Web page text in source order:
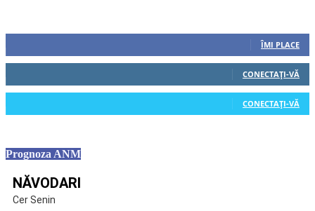
ÎMI PLACE
CONECTAȚI-VĂ
CONECTAȚI-VĂ
Prognoza ANM
NĂVODARI
Cer Senin